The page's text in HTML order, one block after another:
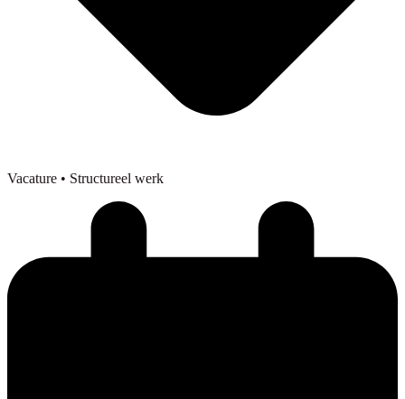
Vacature • Structureel werk